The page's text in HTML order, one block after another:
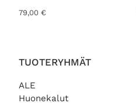
TUOTERYHMÄT
ALE
Huonekalut
79,00 €